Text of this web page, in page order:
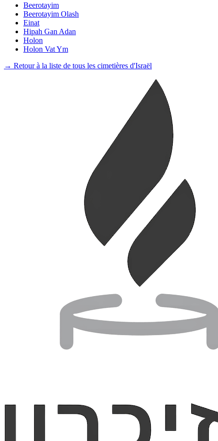
Beerotayim
Beerotayim Olash
Einat
Hipah Gan Adan
Holon
Holon Vat Ym
→ Retour à la liste de tous les cimetières d'Israël